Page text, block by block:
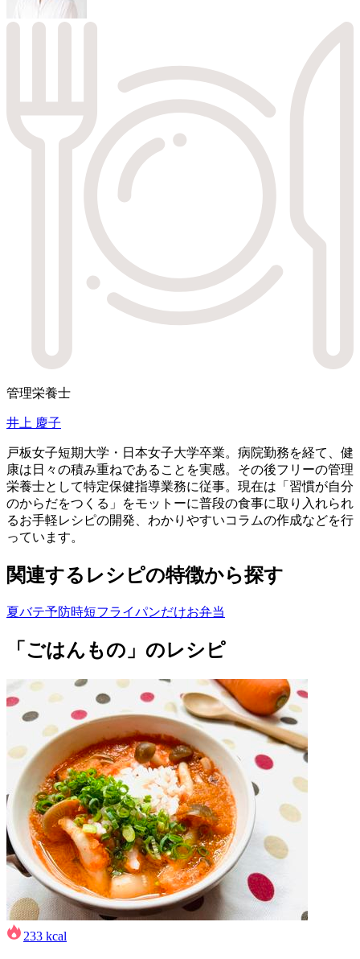
管理栄養士
井上 慶子
戸板女子短期大学・日本女子大学卒業。病院勤務を経て、健
康は日々の積み重ねであることを実感。その後フリーの管理
栄養士として特定保健指導業務に従事。現在は「習慣が自分
のからだをつくる」をモットーに普段の食事に取り入れられ
るお手軽レシピの開発、わかりやすいコラムの作成などを行
っています。
関連するレシピの特徴から探す
夏バテ予防時短フライパンだけお弁当
「ごはんもの」のレシピ
233 kcal